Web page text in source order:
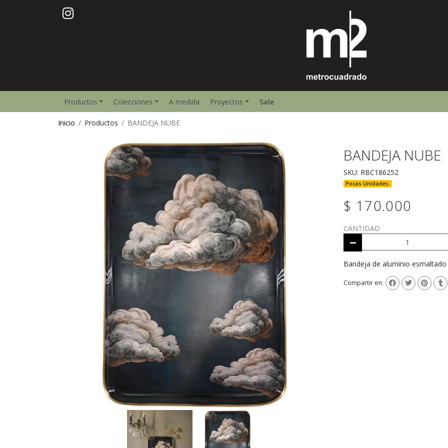
Productos Colecciones A medida Proyectos Sale
Inicio Productos BANDEJA NUBE
BANDEJA NUBE
SKU: RBC186252
Pocas Unidades.
$ 170.000
CANTIDAD
Bandeja de aluminio
Compartir en: